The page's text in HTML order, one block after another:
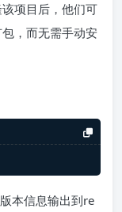
项目后，他们可
，而无需手动安
本信息输出到re